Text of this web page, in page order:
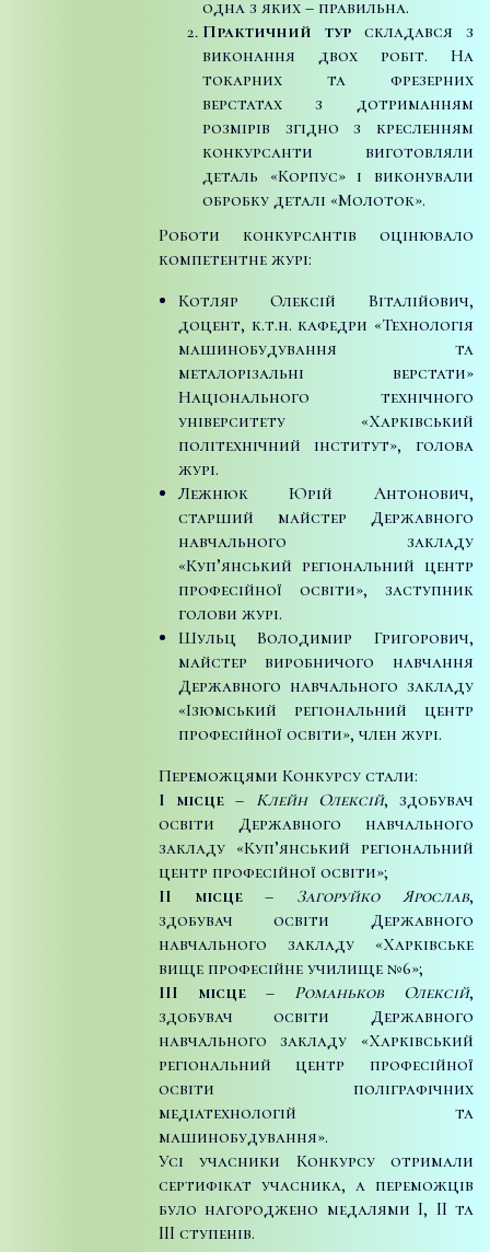
одна з яких – правильна.
Практичний турскладався з
виконання двох робіт. На
токарних та фрезерних
верстатах з дотриманням
розмірів згідно з кресленням
конкурсанти виготовляли
деталь «Корпус» і виконували
обробку деталі «Молоток».
Роботи конкурсантів оцінювало
компетентне журі:
Котляр Олексій Віталійович,
доцент, к.т.н. кафедри «Технологія
машинобудування та
металорізальні верстати»
Національного технічного
університету «Харківський
політехнічний інститут», голова
журі.
Лежнюк Юрій Антонович,
старший майстер Державного
навчального закладу
«Куп’янський регіональний центр
професійної освіти», заступник
голови журі.
Шульц Володимир Григорович,
майстер виробничого навчання
Державного навчального закладу
«Ізюмський регіональний центр
професійної освіти», член журі.
Переможцями Конкурсу стали:
І місце – Клейн Олексій, здобувач
освіти Державного навчального
закладу «Куп’янський регіональний
центр професійної освіти»;
ІІ місце– Загоруйко Ярослав,
здобувач освіти Державного
навчального закладу «Харківське
вище професійне училище №6»;
ІІІ місце– Романьков Олексій,
здобувач освіти Державного
навчального закладу «Харківський
регіональний центр професійної
освіти поліграфічних
медіатехнологій та
машинобудування».
Усі учасники Конкурсу отримали
сертифікат учасника, а переможців
було нагороджено медалями I, II та
III ступенів.